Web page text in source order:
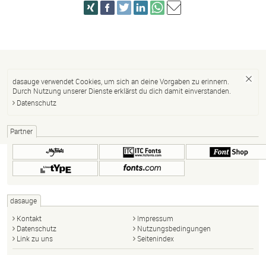
dasauge verwendet Cookies, um sich an deine Vorgaben zu erinnern.
Durch Nutzung unserer Dienste erklärst du dich damit einverstanden.
Datenschutz
Partner
dasauge
Kontakt
Impressum
Datenschutz
Nutzungsbedingungen
Link zu uns
Seitenindex